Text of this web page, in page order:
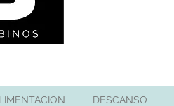
DESCANSO